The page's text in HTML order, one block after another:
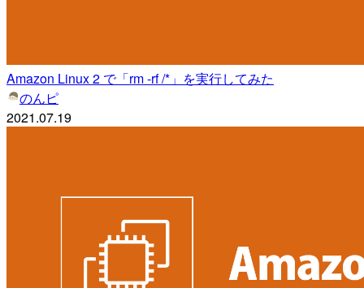
Amazon Linux 2 で「rm -rf /*」を実行してみた
のんピ
2021.07.19